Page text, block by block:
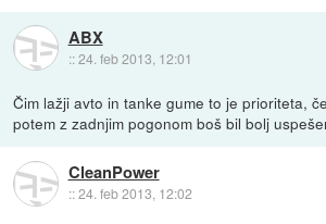
ABX
::24. feb 2013, 12:01
Čim lažji avto in tanke gume to je prioriteta,
potem z zadnjim pogonom boš bil bolj
CleanPower
::24. feb 2013, 12:02